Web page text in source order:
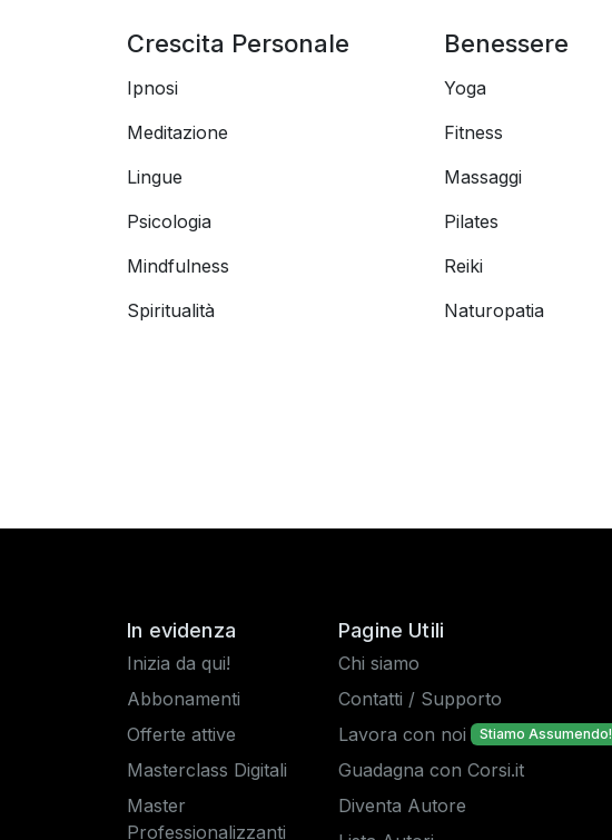
Crescita Personale
Ipnosi
Meditazione
Lingue
Psicologia
Mindfulness
Spiritualità
Benessere
Yoga
Fitness
Massaggi
Pilates
Reiki
Naturopatia
In evidenza
Inizia da qui!
Abbonamenti
Offerte attive
Masterclass Digitali
Master
Professionalizzanti
Pagine Utili
Chi siamo
Contatti / Supporto
Lavora con noi
Stiamo Assumendo!
Guadagna con Corsi.it
Diventa Autore